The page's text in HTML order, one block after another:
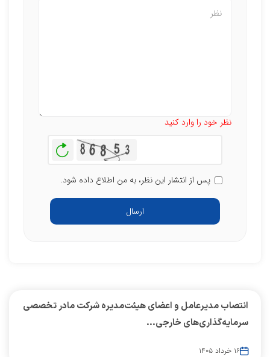
نظر خود را وارد کنید
بازخوانی
پس از انتشار این نظر، به من اطلاع داده شود.
ارسال
انتصاب مدیرعامل و اعضای هیئت‌مدیره شرکت مادر تخصصی
سرمایه‌گذاری‌های خارجی...
۱۶ خرداد ۱۴۰۵